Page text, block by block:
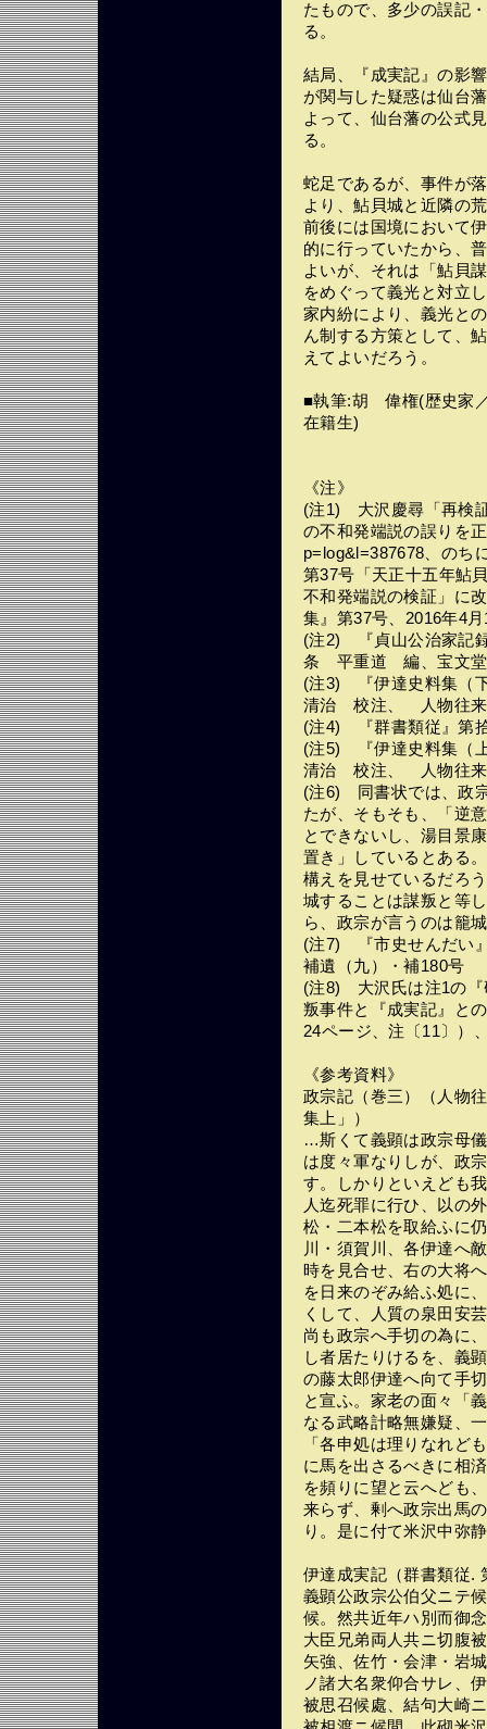
たもので、多少の誤記
る。
結局、『成実記』の影
が関与した疑惑は仙台
よって、仙台藩の公式
る。
蛇足であるが、事件が
より、鮎貝城と近隣の
前後には国境において
的に行っていたから、
よいが、それは「鮎貝
をめぐって義光と対立
家内紛により、義光と
ん制する方策として、
えてよいだろう。
■執筆:胡 偉権(歴史家
在籍生)
《注》
(注1) 大沢慶尋「再検
の不和発端説の誤りを
p=log&l=387678、のち
第37号「天正十五年鮎
不和発端説の検証」に
集』第37号、2016年4
(注2) 『貞山公治家記
条 平重道 編、宝文
(注3) 『伊達史料集（
清治 校注、 人物往
(注4) 『群書類従』第
(注5) 『伊達史料集（
清治 校注、 人物往
(注6) 同書状では、政
たが、そもそも、「逆
とできないし、湯目景
置き」しているとある
構えを見せているだろ
城することは謀叛と等
ら、政宗が言うのは籠
(注7) 『市史せんだい
補遺（九）・補180号
(注8) 大沢氏は注1の『
叛事件と『成実記』と
24ページ、注〔11〕）
《参考資料》
政宗記（巻三）（人物
集上」）
…斯くて義顕は政宗母
は度々軍なりしが、政
す。しかりといえども
人迄死罪に行ひ、以の
松・二本松を取給ふに
川・須賀川、各伊達へ
時を見合せ、右の大将
を日来のぞみ給ふ処に
くして、人質の泉田安
尚も政宗へ手切の為に
し者居たりけるを、義
の藤太郎伊達へ向て手
と宣ふ。家老の面々「
なる武略計略無嫌疑、
「各申処は理りなれど
に馬を出さるべきに相
を頻りに望と云へども
来らず、剰へ政宗出馬
り。是に付て米沢中弥
伊達成実記（群書類従.
義顕公政宗公伯父ニテ
候。然共近年ハ別而御
大臣兄弟両人共ニ切腹
矢強、佐竹・会津・岩
ノ諸大名衆仰合サレ、
被思召候處、結句大崎